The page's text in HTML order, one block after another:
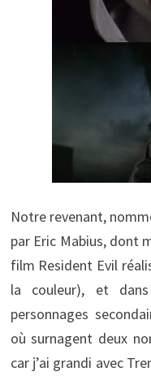
Notre revenant,
par Eric Mabius, dont
film Resident Evil
la couleur), et
personnages
où surnagent deux
car j’ai grandi avec